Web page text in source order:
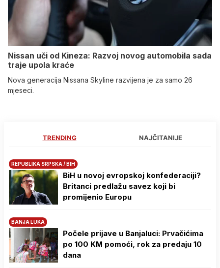
Nissan uči od Kineza: Razvoj novog automobila sada
traje upola kraće
Nova generacija Nissana Skyline razvijena je za samo 26
mjeseci.
TRENDING NAJČITANIJE
REPUBLIKA SRPSKA / BIH
BiH u novoj evropskoj konfederaciji?
Britanci predlažu savez koji bi
promijenio Europu
BANJA LUKA
Počele prijave u Banjaluci: Prvačićima
po 100 KM pomoći, rok za predaju 10
dana